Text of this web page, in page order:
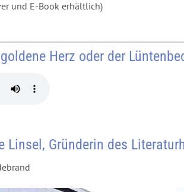
und E-Book erhältlich)
Herz oder der
Linsel, Gründerin des